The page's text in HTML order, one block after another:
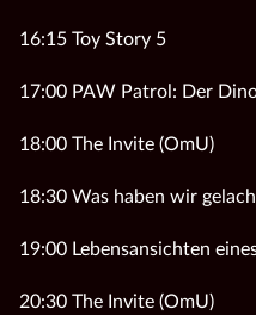
16:15 Toy Story 5
17:00 PAW Patrol: Der
18:00 The Invite (OmU)
18:30 Was haben wir
19:00 Lebensansichten
20:30 The Invite (OmU)